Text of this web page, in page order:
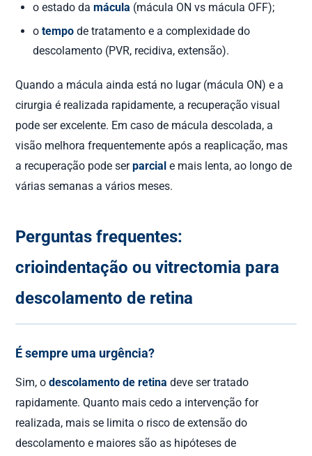
o estado damácula (mácula ON vs mácula OFF);
otempo de tratamento e a complexidade do
descolamento (PVR, recidiva, extensão).
Quando a mácula ainda está no lugar (mácula ON) e a
cirurgia é realizada rapidamente, a recuperação visual
pode ser excelente. Em caso de mácula descolada, a
visão melhora frequentemente após a reaplicação, mas
a recuperação pode serparcial e mais lenta, ao longo de
várias semanas a vários meses.
Perguntas frequentes:
crioindentação ou vitrectomia para
descolamento de retina
É sempre uma urgência?
Sim, odescolamento de retina deve ser tratado
rapidamente. Quanto mais cedo a intervenção for
realizada, mais se limita o risco de extensão do
descolamento e maiores são as hipóteses de